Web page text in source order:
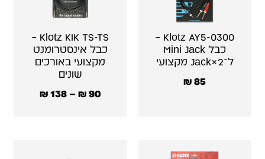
Klotz AY5-0300 –
כבל Mini Jack
ל־2×Jack מקצועי
₪85
Klotz KIK TS-TS –
כבל אינסטרומנט
מקצועי באורכים
שונים
₪90
–
₪138